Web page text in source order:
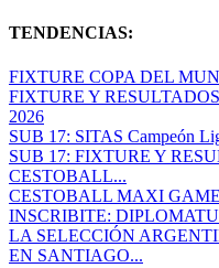
TENDENCIAS:
FIXTURE COPA DEL
FIXTURE Y
2026
SUB 17: SITAS Campeón
SUB 17: FIXTURE Y
CESTOBALL...
CESTOBALL MAXI
INSCRIBITE:
LA SELECCIÓN
EN SANTIAGO...